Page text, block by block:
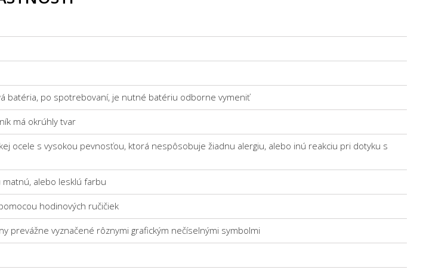
batéria, po spotrebovaní, je nutné batériu odborne vymeniť
má okrúhly tvar
ocele s vysokou pevnosťou, ktorá nespôsobuje žiadnu alergiu, alebo inú reakciu pri dotyku s
alebo lesklú farbu
hodinových ručičiek
prevážne vyznačené rôznymi grafickým nečíselnými symbolmi